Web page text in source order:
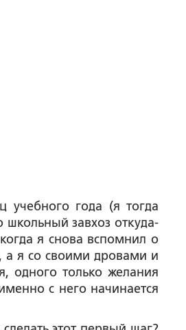
года (я тогда
завхоз откуда-
я снова вспомнил о
а я со своими дровами и
одного только желания
с него начинается